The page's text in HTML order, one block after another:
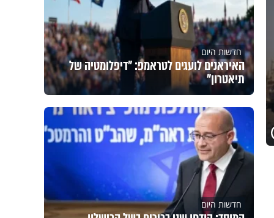
חדשות היום
האיראנים לועגים לטראמפ: "דיפלומטיה של
תיאטרון"
חדשות היום